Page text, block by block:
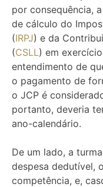
por consequência,
de cálculo do
(IRPJ) e da
(CSLL) em
entendimento de
o pagamento de
o JCP é
portanto, deveria
ano-calendário.
De um lado, a
despesa dedutível,
competência, e,